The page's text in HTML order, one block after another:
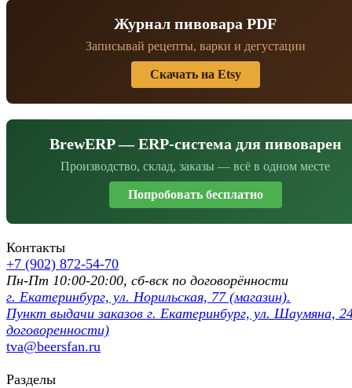
Журнал пивовара PDF
Записывай рецепты, варки и дегустации
Скачать на Etsy
BrewERP — ERP-система для пивоварен
Производство, склад, заказы — всё в одном месте
Попробовать бесплатно
Контакты
+7 (902) 872-54-70
Пн-Пт 10:00-20:00, сб-вск по договорённости
г. Екатеринбург, ул. Норильская, 77 (магазин).
Пункт выдачи заказов г. Екатеринбург, ул. Шаумяна,
договоренности)
tva@beersfan.ru
Разделы